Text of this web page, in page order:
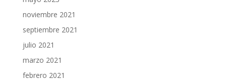
noviembre 2021
septiembre 2021
julio 2021
marzo 2021
febrero 2021